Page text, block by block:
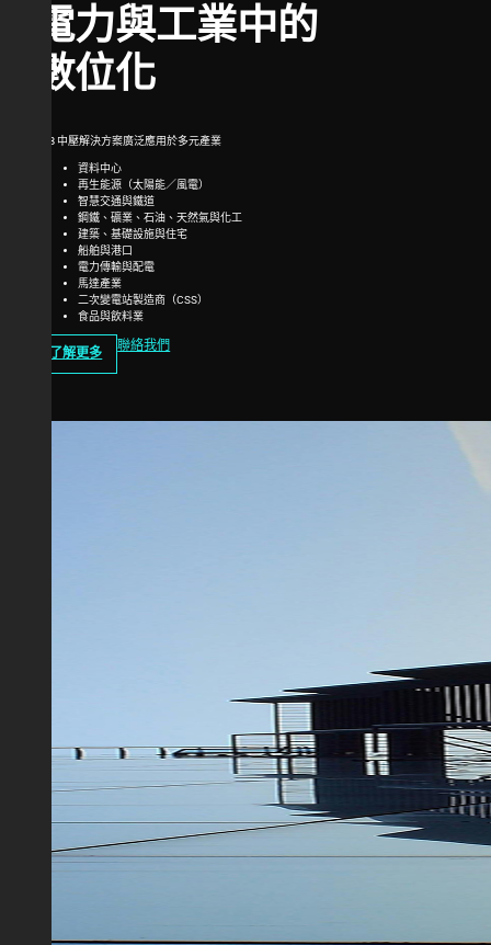
電力與工業中的
數位化
ABB 中壓解決方案廣泛應用於多元產業
資料中心
再生能源（太陽能／風電）
智慧交通與鐵道
鋼鐵、礦業、石油、天然氣與化工
建築、基礎設施與住宅
船舶與港口
電力傳輸與配電
馬達產業
二次變電站製造商（CSS）
食品與飲料業
了解更多
聯絡我們